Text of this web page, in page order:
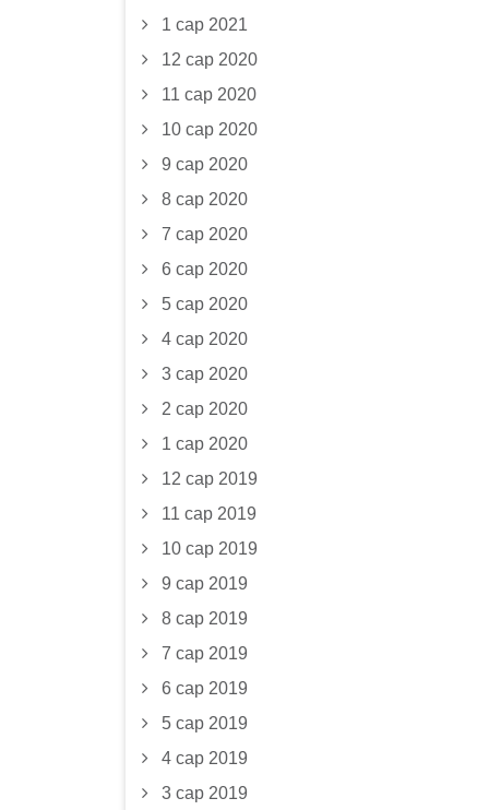
1 сар 2021
12 сар 2020
11 сар 2020
10 сар 2020
9 сар 2020
8 сар 2020
7 сар 2020
6 сар 2020
5 сар 2020
4 сар 2020
3 сар 2020
2 сар 2020
1 сар 2020
12 сар 2019
11 сар 2019
10 сар 2019
9 сар 2019
8 сар 2019
7 сар 2019
6 сар 2019
5 сар 2019
4 сар 2019
3 сар 2019